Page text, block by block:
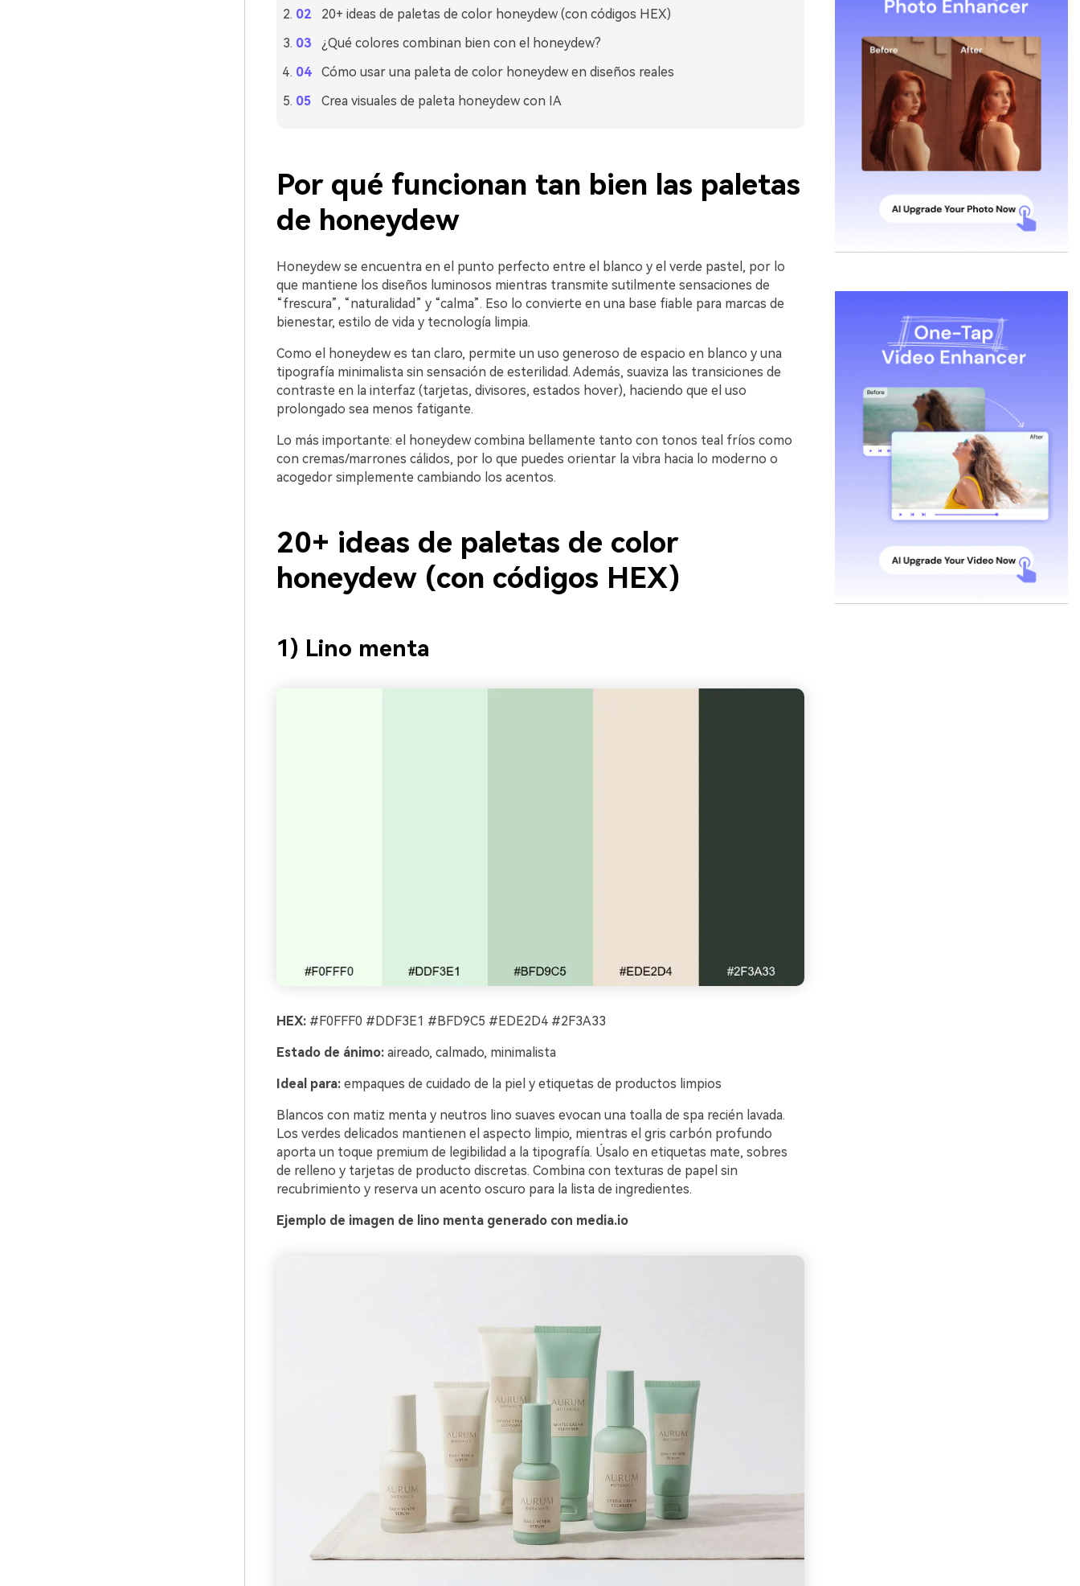
20+ ideas de paletas de color honeydew (con códigos HEX)
¿Qué colores combinan bien con el honeydew?
Cómo usar una paleta de color honeydew en diseños reales
Crea visuales de paleta honeydew con IA
Por qué funcionan tan bien las paletas
de honeydew
Honeydew se encuentra en el punto perfecto entre el blanco y el verde pastel, por lo
que mantiene los diseños luminosos mientras transmite sutilmente sensaciones de
“frescura”, “naturalidad” y “calma”. Eso lo convierte en una base fiable para marcas de
bienestar, estilo de vida y tecnología limpia.
Como el honeydew es tan claro, permite un uso generoso de espacio en blanco y una
tipografía minimalista sin sensación de esterilidad. Además, suaviza las transiciones de
contraste en la interfaz (tarjetas, divisores, estados hover), haciendo que el uso
prolongado sea menos fatigante.
Lo más importante: el honeydew combina bellamente tanto con tonos teal fríos como
con cremas/marrones cálidos, por lo que puedes orientar la vibra hacia lo moderno o
acogedor simplemente cambiando los acentos.
20+ ideas de paletas de color
honeydew (con códigos HEX)
1) Lino menta
HEX:#F0FFF0 #DDF3E1 #BFD9C5 #EDE2D4 #2F3A33
Estado de ánimo:aireado, calmado, minimalista
Ideal para:empaques de cuidado de la piel y etiquetas de productos limpios
Blancos con matiz menta y neutros lino suaves evocan una toalla de spa recién lavada.
Los verdes delicados mantienen el aspecto limpio, mientras el gris carbón profundo
aporta un toque premium de legibilidad a la tipografía. Úsalo en etiquetas mate, sobres
de relleno y tarjetas de producto discretas. Combina con texturas de papel sin
recubrimiento y reserva un acento oscuro para la lista de ingredientes.
Ejemplo de imagen de lino menta generado con media.io